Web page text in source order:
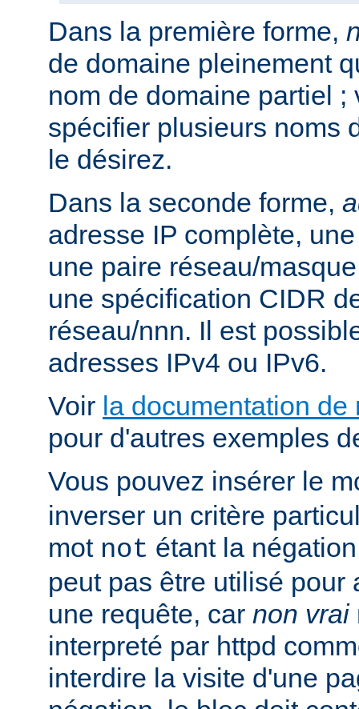
Dans la première forme,
de domaine pleinement
nom de domaine partiel ;
spécifier plusieurs noms
le désirez.
Dans la seconde forme,
adresse IP complète,
une paire réseau/
une spécification CIDR
réseau/nnn. Il est
adresses IPv4 ou IPv6.
Voir la documentation de
pour d'autres exemples
Vous pouvez insérer le
inverser un critère
mot not étant la
peut pas être utilisé pour
une requête, car non vrai
interpreté par httpd
interdire la visite d'une